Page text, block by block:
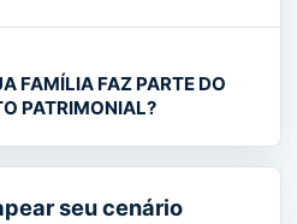
FAMÍLIA FAZ PARTE DO
PATRIMONIAL?
seu cenário